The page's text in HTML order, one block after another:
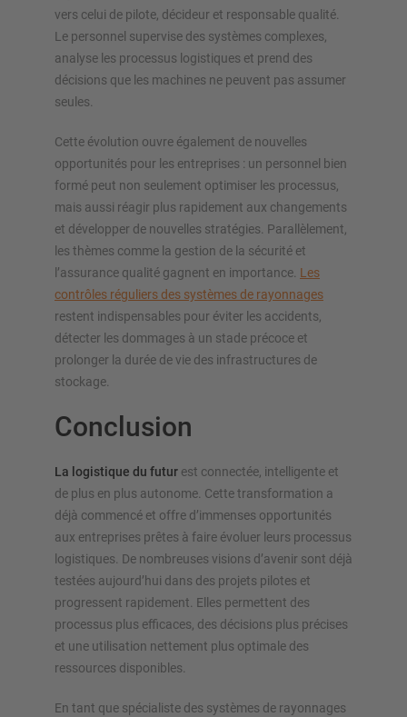
vers celui de pilote, décideur et responsable qualité.
Le personnel supervise des systèmes complexes,
analyse les processus logistiques et prend des
décisions que les machines ne peuvent pas assumer
seules.
Cette évolution ouvre également de nouvelles
opportunités pour les entreprises : un personnel bien
formé peut non seulement optimiser les processus,
mais aussi réagir plus rapidement aux changements
et développer de nouvelles stratégies. Parallèlement,
les thèmes comme la gestion de la sécurité et
l’assurance qualité gagnent en importance. Les
contrôles réguliers des systèmes de rayonnages
restent indispensables pour éviter les accidents,
détecter les dommages à un stade précoce et
prolonger la durée de vie des infrastructures de
stockage.
Conclusion
La logistique du futur est connectée, intelligente et
de plus en plus autonome. Cette transformation a
déjà commencé et offre d’immenses opportunités
aux entreprises prêtes à faire évoluer leurs processus
logistiques. De nombreuses visions d’avenir sont déjà
testées aujourd’hui dans des projets pilotes et
progressent rapidement. Elles permettent des
processus plus efficaces, des décisions plus précises
et une utilisation nettement plus optimale des
ressources disponibles.
En tant que spécialiste des systèmes de rayonnages